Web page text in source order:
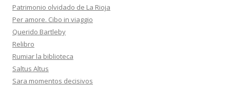
Patrimonio olvidado de La Rioja
Per amore. Cibo in viaggio
Querido Bartleby
Relibro
Rumiar la biblioteca
Saltus Altus
Sara momentos decisivos